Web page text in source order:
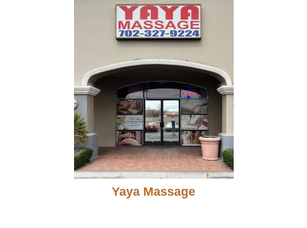
Yaya Massage